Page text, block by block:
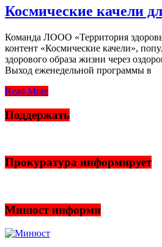
Космические качели
Команда ЛООО «Территория
контент «Космические качели»,
здорового образа жизни через
Выход еженедельной программы в
Read More
Поддержать
Прокуратура информирует
Минюст информи